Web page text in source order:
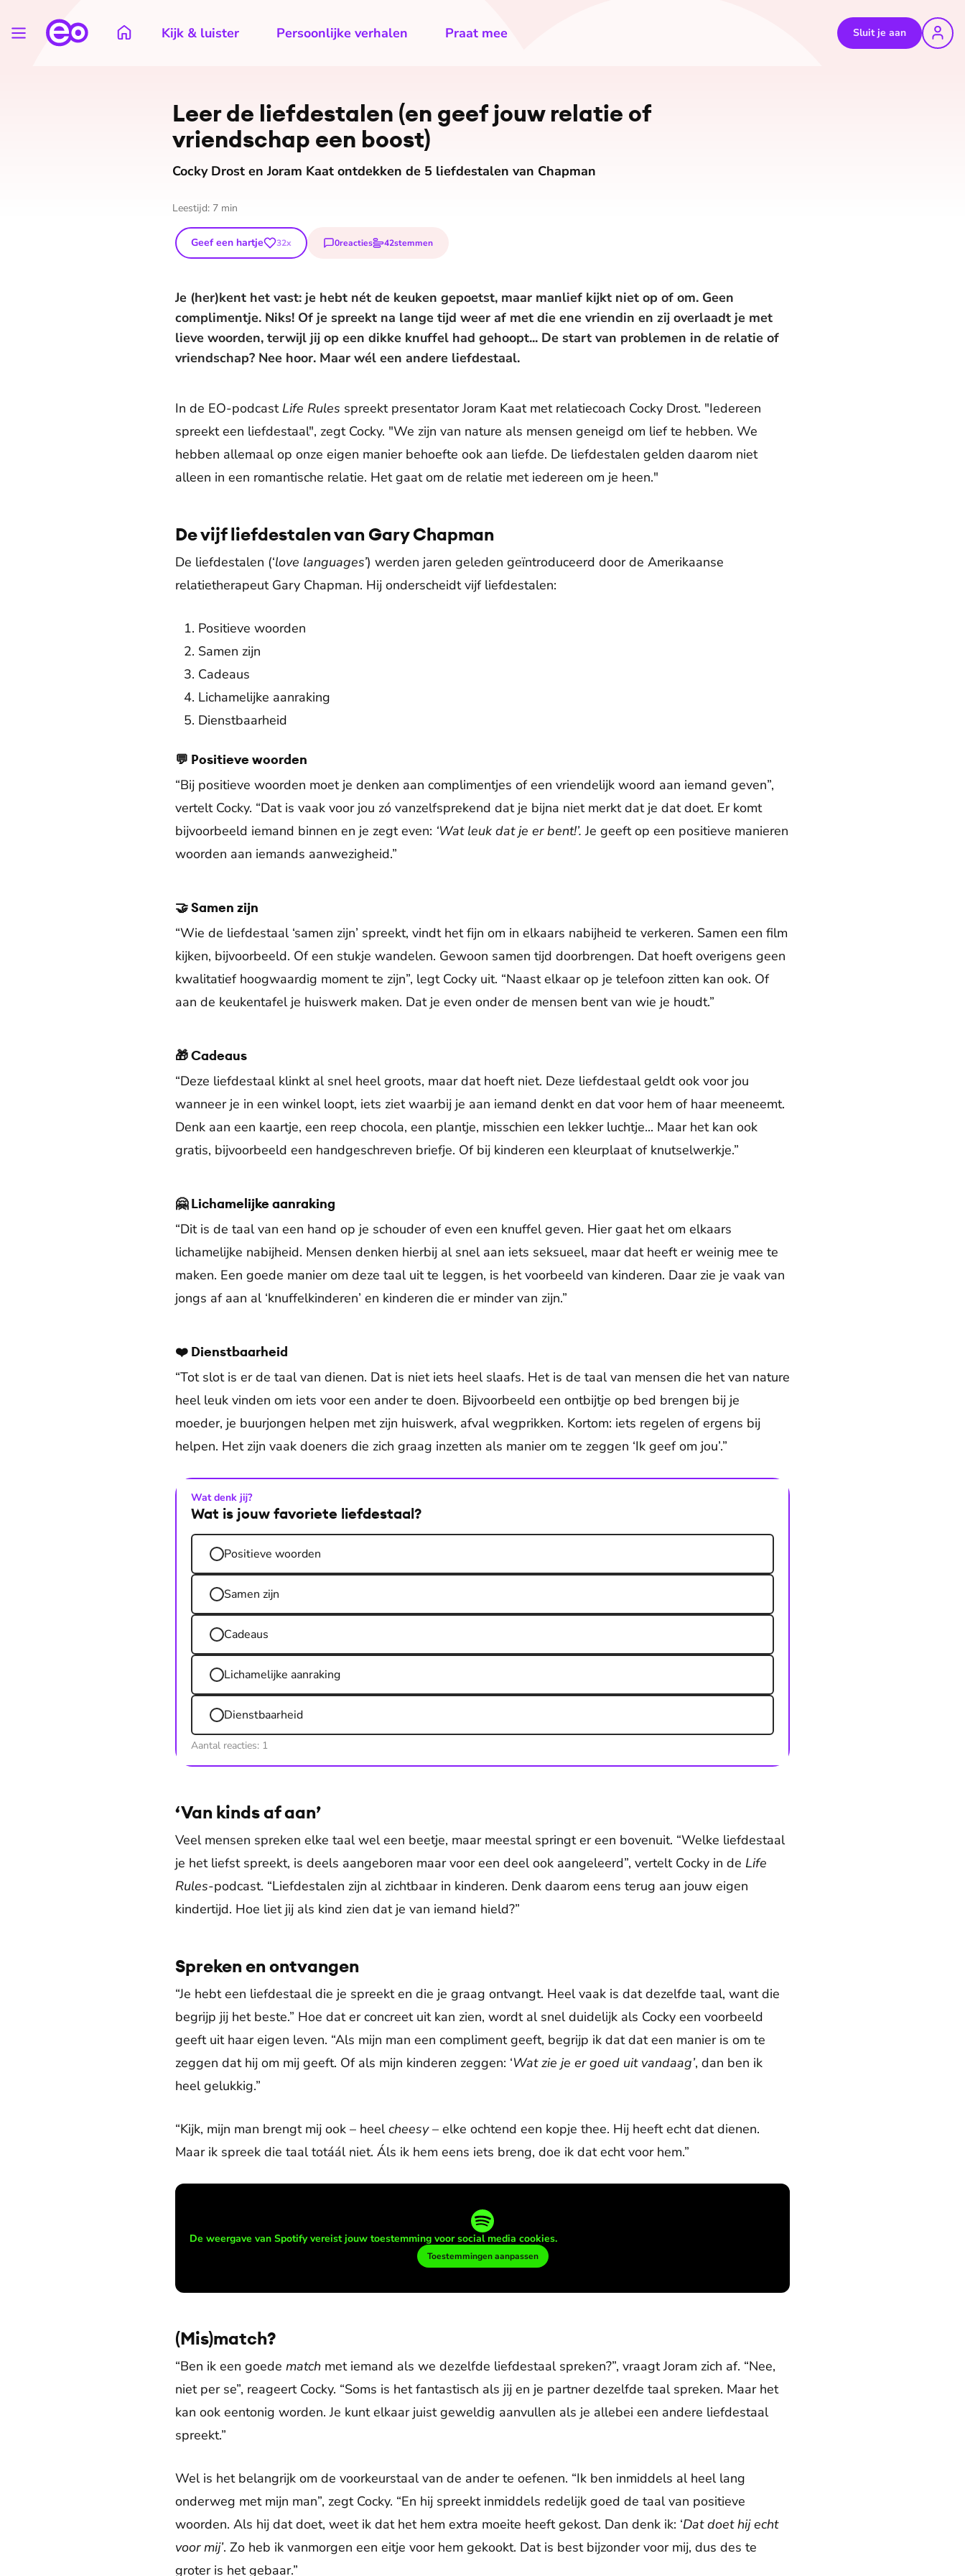
Kijk & luister Persoonlijke verhalen Praat mee Sluit je aan
Leer de liefdestalen (en geef jouw relatie of
vriendschap een boost)
Cocky Drost en Joram Kaat ontdekken de 5 liefdestalen van Chapman
Leestijd: 7 min
Geef een hartje 32x 0reacties 42stemmen
Je (her)kent het vast: je hebt nét de keuken gepoetst, maar manlief kijkt niet op of om. Geen
complimentje. Niks! Of je spreekt na lange tijd weer af met die ene vriendin en zij overlaadt je met
lieve woorden, terwijl jij op een dikke knuffel had gehoopt... De start van problemen in de relatie of
vriendschap? Nee hoor. Maar wél een andere liefdestaal.
In de EO-podcast Life Rules spreekt presentator Joram Kaat met relatiecoach Cocky Drost. "Iedereen
spreekt een liefdestaal", zegt Cocky. "We zijn van nature als mensen geneigd om lief te hebben. We
hebben allemaal op onze eigen manier behoefte ook aan liefde. De liefdestalen gelden daarom niet
alleen in een romantische relatie. Het gaat om de relatie met iedereen om je heen."
De vijf liefdestalen van Gary Chapman
De liefdestalen (‘love languages’) werden jaren geleden geïntroduceerd door de Amerikaanse
relatietherapeut Gary Chapman. Hij onderscheidt vijf liefdestalen:
Positieve woorden
Samen zijn
Cadeaus
Lichamelijke aanraking
Dienstbaarheid
💬 Positieve woorden
“Bij positieve woorden moet je denken aan complimentjes of een vriendelijk woord aan iemand geven”,
vertelt Cocky. “Dat is vaak voor jou zó vanzelfsprekend dat je bijna niet merkt dat je dat doet. Er komt
bijvoorbeeld iemand binnen en je zegt even: ‘Wat leuk dat je er bent!’. Je geeft op een positieve manieren
woorden aan iemands aanwezigheid.”
🤝 Samen zijn
“Wie de liefdestaal ‘samen zijn’ spreekt, vindt het fijn om in elkaars nabijheid te verkeren. Samen een film
kijken, bijvoorbeeld. Of een stukje wandelen. Gewoon samen tijd doorbrengen. Dat hoeft overigens geen
kwalitatief hoogwaardig moment te zijn”, legt Cocky uit. “Naast elkaar op je telefoon zitten kan ook. Of
aan de keukentafel je huiswerk maken. Dat je even onder de mensen bent van wie je houdt.”
🎁 Cadeaus
“Deze liefdestaal klinkt al snel heel groots, maar dat hoeft niet. Deze liefdestaal geldt ook voor jou
wanneer je in een winkel loopt, iets ziet waarbij je aan iemand denkt en dat voor hem of haar meeneemt.
Denk aan een kaartje, een reep chocola, een plantje, misschien een lekker luchtje... Maar het kan ook
gratis, bijvoorbeeld een handgeschreven briefje. Of bij kinderen een kleurplaat of knutselwerkje.”
🤗 Lichamelijke aanraking
“Dit is de taal van een hand op je schouder of even een knuffel geven. Hier gaat het om elkaars
lichamelijke nabijheid. Mensen denken hierbij al snel aan iets seksueel, maar dat heeft er weinig mee te
maken. Een goede manier om deze taal uit te leggen, is het voorbeeld van kinderen. Daar zie je vaak van
jongs af aan al ‘knuffelkinderen’ en kinderen die er minder van zijn.”
❤️ Dienstbaarheid
“Tot slot is er de taal van dienen. Dat is niet iets heel slaafs. Het is de taal van mensen die het van nature
heel leuk vinden om iets voor een ander te doen. Bijvoorbeeld een ontbijtje op bed brengen bij je
moeder, je buurjongen helpen met zijn huiswerk, afval wegprikken. Kortom: iets regelen of ergens bij
helpen. Het zijn vaak doeners die zich graag inzetten als manier om te zeggen ‘Ik geef om jou’.”
Wat denk jij?
Wat is jouw favoriete liefdestaal?
Positieve woorden
Samen zijn
Cadeaus
Lichamelijke aanraking
Dienstbaarheid
Aantal reacties: 1
‘Van kinds af aan’
Veel mensen spreken elke taal wel een beetje, maar meestal springt er een bovenuit. “Welke liefdestaal
je het liefst spreekt, is deels aangeboren maar voor een deel ook aangeleerd”, vertelt Cocky in de Life
Rules-podcast. “Liefdestalen zijn al zichtbaar in kinderen. Denk daarom eens terug aan jouw eigen
kindertijd. Hoe liet jij als kind zien dat je van iemand hield?”
Spreken en ontvangen
“Je hebt een liefdestaal die je spreekt en die je graag ontvangt. Heel vaak is dat dezelfde taal, want die
begrijp jij het beste.” Hoe dat er concreet uit kan zien, wordt al snel duidelijk als Cocky een voorbeeld
geeft uit haar eigen leven. “Als mijn man een compliment geeft, begrijp ik dat dat een manier is om te
zeggen dat hij om mij geeft. Of als mijn kinderen zeggen: ‘Wat zie je er goed uit vandaag’, dan ben ik
heel gelukkig.”
“Kijk, mijn man brengt mij ook – heelcheesy– elke ochtend een kopje thee. Hij heeft echt dat dienen.
Maar ik spreek die taal totáál niet. Áls ik hem eens iets breng, doe ik dat echt voor hem.”
De weergave van Spotify vereist jouw toestemming voor social media cookies.
Toestemmingen aanpassen
(Mis)match?
“Ben ik een goede match met iemand als we dezelfde liefdestaal spreken?”, vraagt Joram zich af. “Nee,
niet per se”, reageert Cocky. “Soms is het fantastisch als jij en je partner dezelfde taal spreken. Maar het
kan ook eentonig worden. Je kunt elkaar juist geweldig aanvullen als je allebei een andere liefdestaal
spreekt.”
Wel is het belangrijk om de voorkeurstaal van de ander te oefenen. “Ik ben inmiddels al heel lang
onderweg met mijn man”, zegt Cocky. “En hij spreekt inmiddels redelijk goed de taal van positieve
woorden. Als hij dat doet, weet ik dat het hem extra moeite heeft gekost. Dan denk ik: ‘Dat doet hij echt
voor mij’. Zo heb ik vanmorgen een eitje voor hem gekookt. Dat is best bijzonder voor mij, dus des te
groter is het gebaar.”